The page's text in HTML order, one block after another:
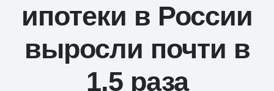
ипотеки в России
выросли почти в
1,5 раза